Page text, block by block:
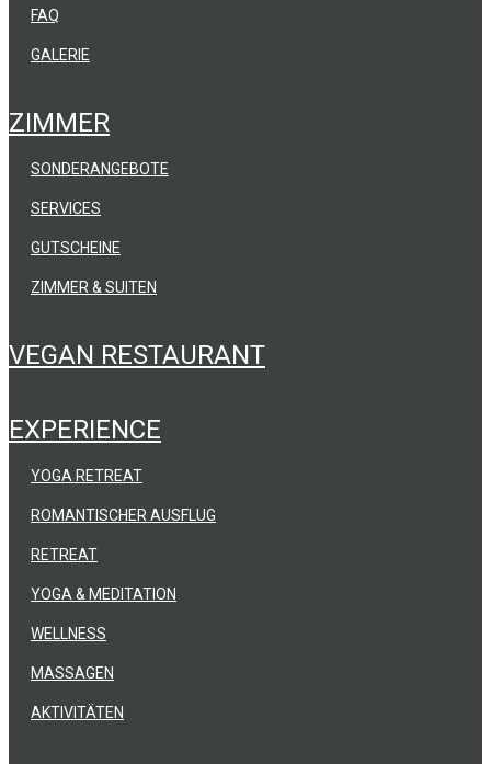
FAQ
GALERIE
ZIMMER
ZIMMER & SUITEN
SONDERANGEBOTE
SERVICES
GUTSCHEINE
VEGAN RESTAURANT
EXPERIENCE
YOGA & MEDITATION
WELLNESS
MASSAGEN
AKTIVITÄTEN
YOGA RETREAT
ROMANTISCHER AUSFLUG
RETREAT